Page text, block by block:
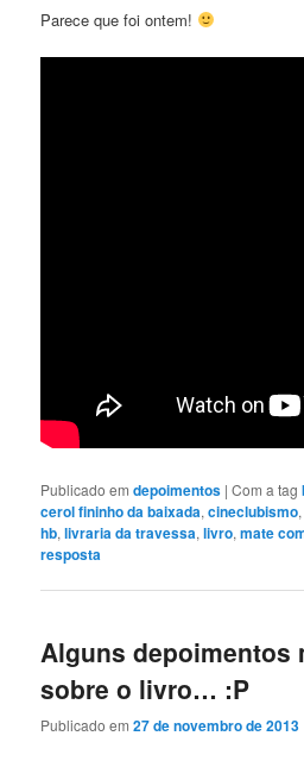
Parece que foi ontem!
Publicado em depoimentos |Com a tag
cerol fininho da baixada,cineclubismo
hb,livraria da travessa,livro,mate
resposta
Alguns depoimentos
sobre o livro… :P
Publicado em27 de novembro de 2013